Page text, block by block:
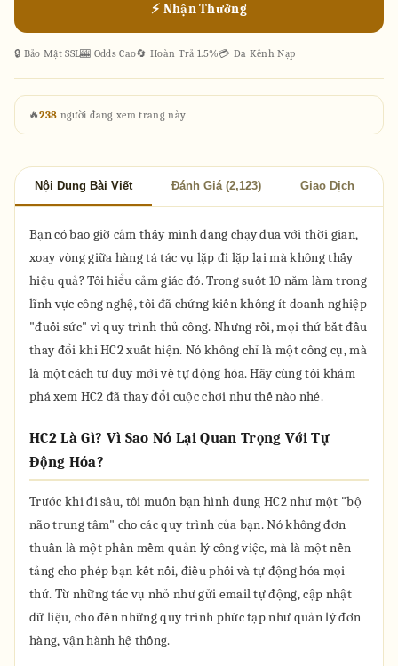
⚡ Nhận Thưởng
🔒 Bảo Mật SSL🎰 Odds Cao🔄 Hoàn Trả 1.5%💳 Đa Kênh Nạp
🔥238 người đang xem trang này
Nội Dung Bài Viết Đánh Giá (2,123) Giao Dịch
Bạn có bao giờ cảm thấy mình đang chạy đua với thời gian,
xoay vòng giữa hàng tá tác vụ lặp đi lặp lại mà không thấy
hiệu quả? Tôi hiểu cảm giác đó. Trong suốt 10 năm làm trong
lĩnh vực công nghệ, tôi đã chứng kiến không ít doanh nghiệp
"đuối sức" vì quy trình thủ công. Nhưng rồi, mọi thứ bắt đầu
thay đổi khi HC2 xuất hiện. Nó không chỉ là một công cụ, mà
là một cách tư duy mới về tự động hóa. Hãy cùng tôi khám
phá xem HC2 đã thay đổi cuộc chơi như thế nào nhé.
HC2 Là Gì? Vì Sao Nó Lại Quan Trọng Với Tự
Động Hóa?
Trước khi đi sâu, tôi muốn bạn hình dung HC2 như một "bộ
não trung tâm" cho các quy trình của bạn. Nó không đơn
thuần là một phần mềm quản lý công việc, mà là một nền
tảng cho phép bạn kết nối, điều phối và tự động hóa mọi
thứ. Từ những tác vụ nhỏ như gửi email tự động, cập nhật
dữ liệu, cho đến những quy trình phức tạp như quản lý đơn
hàng, vận hành hệ thống.